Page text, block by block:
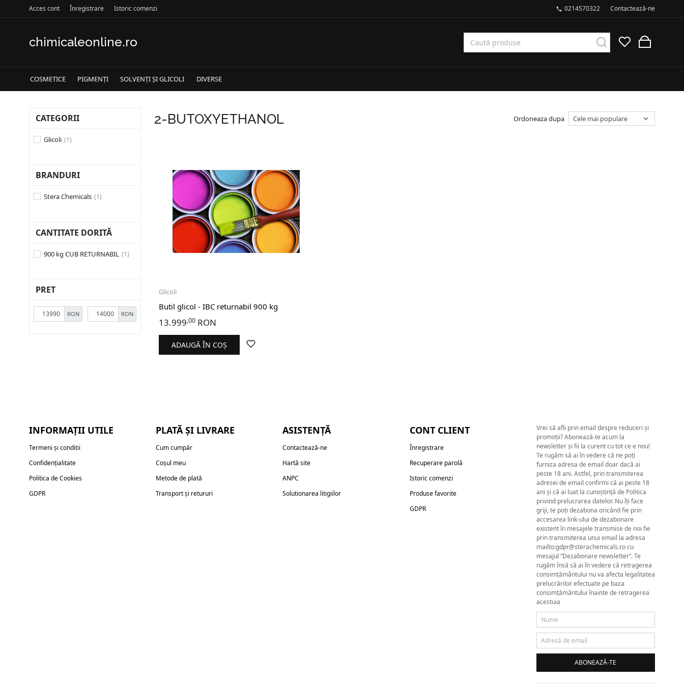
Acces cont Înregistrare Istoric comenzi 0214570322 Contactează-ne
chimicaleonline.ro
COSMETICE PIGMENȚI SOLVENȚI ȘI GLICOLI DIVERSE
CATEGORII
Glicoli
BRANDURI
Stera Chemicals
CANTITATE DORITĂ
900 kg CUB RETURNABIL
PRET
RON RON
2-BUTOXYETHANOL Ordoneaza dupa
Butil glicol - IBC returnabil 900 kg
Glicoli
13.999,00 RON
ADAUGĂ ÎN COȘ
INFORMAȚII UTILE
Termeni și conditii
Confidențialitate
Politica de Cookies
GDPR
PLATĂ ȘI LIVRARE
Cum cumpăr
Coșul meu
Metode de plată
Transport și retururi
ASISTENȚĂ
Contactează-ne
Hartă site
ANPC
Solutionarea litigiilor
CONT CLIENT
Înregistrare
Recuperare parolă
Istoric comenzi
Produse favorite
GDPR
Vrei să afli prin email despre reduceri și
promoții? Abonează-te acum la
newsletter și fii la curent cu tot ce e nou!
Te rugăm să ai în vedere că ne poți
furniza adresa de email doar dacă ai
peste 18 ani. Astfel, prin transmiterea
adresei de email confirmi că ai peste 18
ani și că ai luat la cunoștință de Politica
privind prelucrarea datelor. Nu îți face
griji, te poți dezabona oricând fie prin
accesarea link-ului de dezabonare
existent în mesajele transmise de noi fie
prin transmiterea unui email la adresa
mailto:gdpr@sterachemicals.ro cu
mesajul “Dezabonare newsletter”. Te
rugăm însă să ai în vedere că retragerea
consimțământului nu va afecta legalitatea
prelucrărilor efectuate pe baza
consimțământului înainte de retragerea
acestuia
ABONEAZĂ-TE